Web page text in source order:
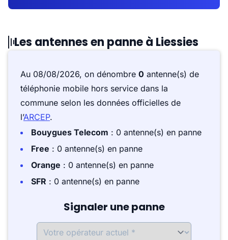
Les antennes en panne à Liessies
Au 08/08/2026, on dénombre 0 antenne(s) de
téléphonie mobile hors service dans la
commune selon les données officielles de
l’ARCEP.
Bouygues Telecom : 0 antenne(s) en panne
Free : 0 antenne(s) en panne
Orange : 0 antenne(s) en panne
SFR : 0 antenne(s) en panne
Signaler une panne